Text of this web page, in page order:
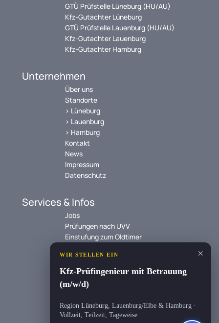
GTÜ Prüfstelle Lüneburg (HU/AU)
Kfz-Gutachter Lüneburg
GTÜ Prüfstelle Lauenburg (HU/AU)
Kfz-Gutachter Lauenburg
Kfz-Gutachter Hamburg
Unternehmen
Über uns
Standorte
> Lüneburg
> Lauenburg
> Hamburg
Kontakt
News
Impressum
Datenschutz
Services & Infos
Jobs
Prüfungen nach UVV
Einstufung zum Oldtimer
StVZO nach §29
FAQ